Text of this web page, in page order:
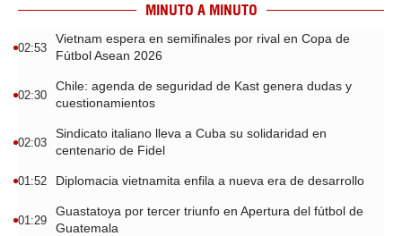
MINUTO A MINUTO
02:53
Vietnam espera en semifinales por rival en Copa de
Fútbol Asean 2026
02:30
Chile: agenda de seguridad de Kast genera dudas y
cuestionamientos
02:03
Sindicato italiano lleva a Cuba su solidaridad en
centenario de Fidel
01:52 Diplomacia vietnamita enfila a nueva era de desarrollo
01:29
Guastatoya por tercer triunfo en Apertura del fútbol de
Guatemala